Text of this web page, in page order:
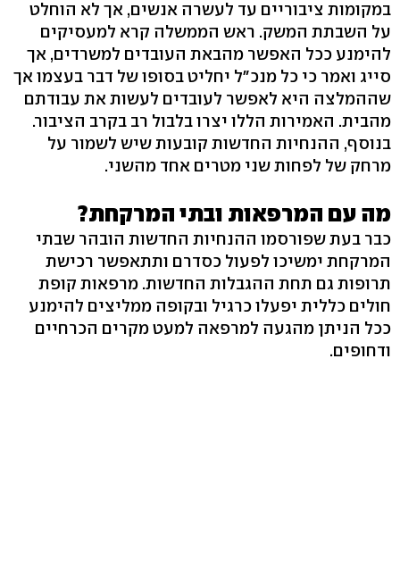
במקומות ציבוריים עד לעשרה אנשים, אך לא הוחלט
על השבתת המשק. ראש הממשלה קרא למעסיקים
להימנע ככל האפשר מהבאת העובדים למשרדים, אך
סייג ואמר כי כל מנכ"ל יחליט בסופו של דבר בעצמו אך
שההמלצה היא לאפשר לעובדים לעשות את עבודתם
מהבית. האמירות הללו יצרו בלבול רב בקרב הציבור.
בנוסף, ההנחיות החדשות קובעות שיש לשמור על
מרחק של לפחות שני מטרים אחד מהשני.
מה עם המרפאות ובתי המרקחת?
כבר בעת שפורסמו ההנחיות החדשות הובהר שבתי
המרקחת ימשיכו לפעול כסדרם ותתאפשר רכישת
תרופות גם תחת ההגבלות החדשות. מרפאות קופת
חולים כללית יפעלו כרגיל ובקופה ממליצים להימנע
ככל הניתן מהגעה למרפאה למעט מקרים הכרחיים
ודחופים.